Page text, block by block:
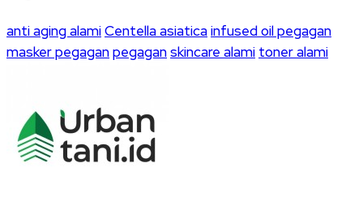
anti aging alamiCentella asiaticainfused oil pegagan
masker pegaganpegaganskincare alami toner alami